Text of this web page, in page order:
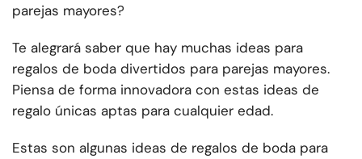
parejas mayores?
Te alegrará saber que hay muchas ideas para
regalos de boda divertidos para parejas mayores.
Piensa de forma innovadora con estas ideas de
regalo únicas aptas para cualquier edad.
Estas son algunas ideas de regalos de boda para